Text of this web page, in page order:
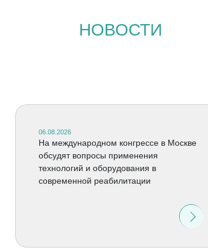
НОВОСТИ
06.08.2026
На международном конгрессе в Москве
обсудят вопросы применения
технологий и оборудования в
современной реабилитации